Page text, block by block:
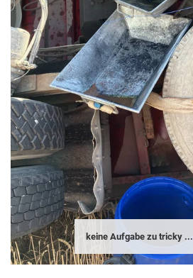
keine Aufgabe zu tricky ...